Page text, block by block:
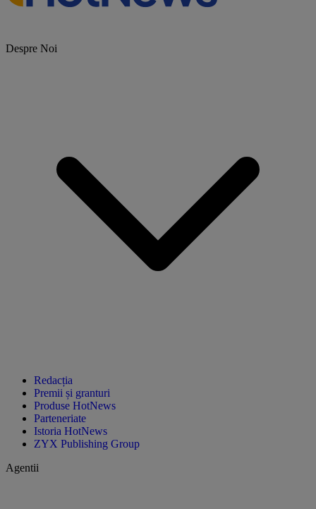
Despre Noi
Redacția
Premii și granturi
Produse HotNews
Parteneriate
Istoria HotNews
ZYX Publishing Group
Agentii